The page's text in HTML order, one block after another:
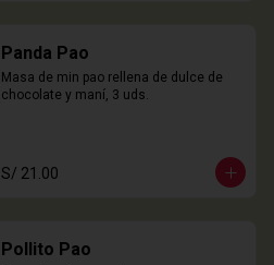
Panda Pao
Masa de min pao rellena de dulce de
chocolate y maní, 3 uds.
S/ 21.00
Pollito Pao